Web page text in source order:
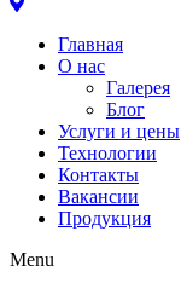
Главная
О нас
Галерея
Блог
Услуги и цены
Технологии
Контакты
Вакансии
Продукция
Menu